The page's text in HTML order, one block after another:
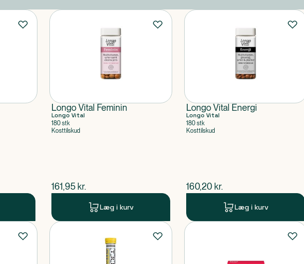
Longo Vital Feminin
Longo Vital
180 stk
Kosttilskud
$nuværende pris
161,95 kr.
Læg i kurv
Longo Vital Energi
Longo Vital
180 stk
Kosttilskud
$nuværende pris
160,20 kr.
Læg i kurv